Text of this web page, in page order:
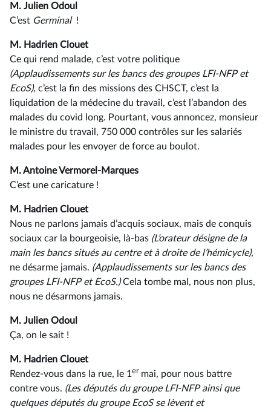
M. Julien Odoul
C’est Germinal !
M. Hadrien Clouet
Ce qui rend malade, c’est votre politique
(Applaudissements sur les bancs des groupes LFI-NFP et
EcoS), c’est la fin des missions des CHSCT, c’est la
liquidation de la médecine du travail, c’est l’abandon des
malades du covid long. Pourtant, vous annoncez, monsieur
le ministre du travail, 750 000 contrôles sur les salariés
malades pour les envoyer de force au boulot.
M. Antoine Vermorel-Marques
C’est une caricature !
M. Hadrien Clouet
Nous ne parlons jamais d’acquis sociaux, mais de conquis
sociaux car la bourgeoisie, là-bas (L’orateur désigne de la
main les bancs situés au centre et à droite de l’hémicycle),
ne désarme jamais. (Applaudissements sur les bancs des
groupes LFI-NFP et EcoS.)Cela tombe mal, nous non plus,
nous ne désarmons jamais.
M. Julien Odoul
Ça, on le sait !
M. Hadrien Clouet
Rendez-vous dans la rue, le 1 er mai, pour nous battre
contre vous. (Les députés du groupe LFI-NFP ainsi que
quelques députés du groupe EcoS se lèvent et